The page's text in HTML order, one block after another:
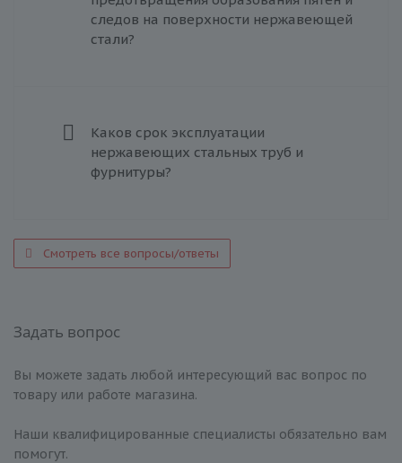
следов на поверхности нержавеющей
стали?
Каков срок эксплуатации
нержавеющих стальных труб и
фурнитуры?
Смотреть все вопросы/ответы
Задать вопрос
Вы можете задать любой интересующий вас вопрос по
товару или работе магазина.
Наши квалифицированные специалисты обязательно вам
помогут.